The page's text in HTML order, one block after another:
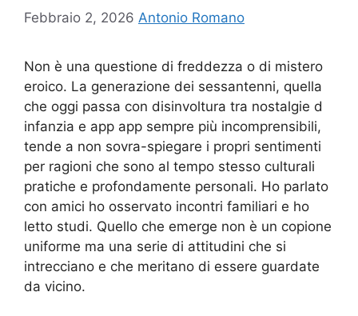
Febbraio 2, 2026 Antonio Romano
Non è una questione di freddezza o di mistero
eroico. La generazione dei sessantenni, quella
che oggi passa con disinvoltura tra nostalgie d
infanzia e app app sempre più incomprensibili,
tende a non sovra-spiegare i propri sentimenti
per ragioni che sono al tempo stesso culturali
pratiche e profondamente personali. Ho parlato
con amici ho osservato incontri familiari e ho
letto studi. Quello che emerge non è un copione
uniforme ma una serie di attitudini che si
intrecciano e che meritano di essere guardate
da vicino.